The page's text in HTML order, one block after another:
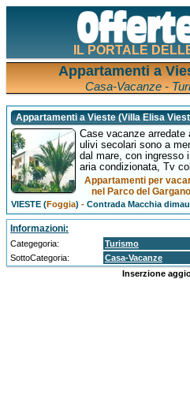
IL PORTALE
Appartamenti a
Casa-Vacanze -
Appartamenti a Vieste (Villa Elisa
Case vacanze arredate
ulivi secolari sono a
dal mare, con ingresso
aria condizionata, Tv
Appartamenti per
nel Parco del
VIESTE (Foggia) -Contrada Macchia
Informazioni:
Categegoria:
Turismo
SottoCategoria:
Casa-Vacanze
Inserzione